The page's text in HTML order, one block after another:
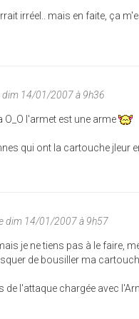
irréel.. mais en faite, ça
dim 14/01/2007 à 9h36
O_O l'armet est une arme
qui ont la cartouche jleur
dim 14/01/2007 à 9h57
je ne tiens pas à le faire,
de bousiller ma
de l'attaque chargée avec